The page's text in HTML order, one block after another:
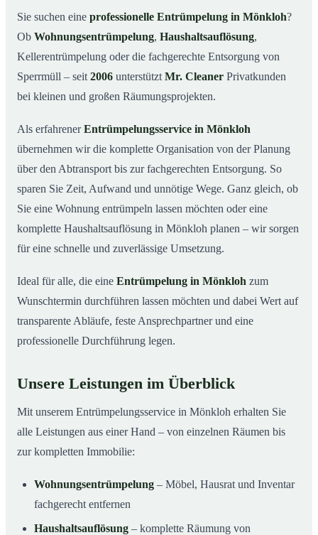
03Was kostet eine Entrümpelung in Mönkloh?
04Warum Mr. Cleaner in Mönkloh?
05Typische Anlässe für eine Entrümpelung
08Entrümpelung in Mönkloh – so arbeiten unsere Profis
Sie suchen eine professionelle Entrümpelung in Mönkloh?
Ob Wohnungsentrümpelung, Haushaltsauflösung,
Kellerentrümpelung oder die fachgerechte Entsorgung von
Sperrmüll – seit 2006 unterstützt Mr. Cleaner Privatkunden
bei kleinen und großen Räumungsprojekten.
Als erfahrenerEntrümpelungsservice in Mönkloh
übernehmen wir die komplette Organisation von der Planung
über den Abtransport bis zur fachgerechten Entsorgung. So
sparen Sie Zeit, Aufwand und unnötige Wege. Ganz gleich, ob
Sie eine Wohnung entrümpeln lassen möchten oder eine
komplette Haushaltsauflösung in Mönkloh planen – wir sorgen
für eine schnelle und zuverlässige Umsetzung.
Ideal für alle, die eine Entrümpelung in Mönkloh zum
Wunschtermin durchführen lassen möchten und dabei Wert auf
transparente Abläufe, feste Ansprechpartner und eine
professionelle Durchführung legen.
Unsere Leistungen im Überblick
Mit unserem Entrümpelungsservice in Mönkloh erhalten Sie
alle Leistungen aus einer Hand – von einzelnen Räumen bis
zur kompletten Immobilie:
Wohnungsentrümpelung – Möbel, Hausrat und Inventar
fachgerecht entfernen
Haushaltsauflösung – komplette Räumung von